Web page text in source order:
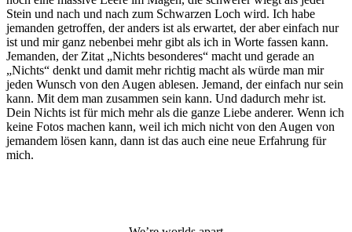
Stein und nach und nach zum Schwarzen Loch wird. Ich habe
jemanden getroffen, der anders ist als erwartet, der aber einfach nur
ist und mir ganz nebenbei mehr gibt als ich in Worte fassen kann.
Jemanden, der Zitat „Nichts besonderes“ macht und gerade an
„Nichts“ denkt und damit mehr richtig macht als würde man mir
jeden Wunsch von den Augen ablesen. Jemand, der einfach nur sein
kann. Mit dem man zusammen sein kann. Und dadurch mehr ist.
Dein Nichts ist für mich mehr als die ganze Liebe anderer. Wenn ich
keine Fotos machen kann, weil ich mich nicht von den Augen von
jemandem lösen kann, dann ist das auch eine neue Erfahrung für
mich.